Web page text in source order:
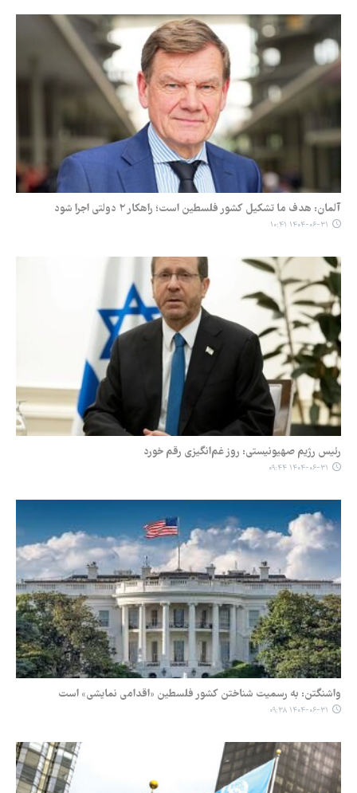
آلمان: هدف ما تشکیل کشور فلسطین است؛ راهکار ۲ دولتی اجرا شود
۱۴۰۴-۰۶-۳۱ ۱۰:۴۱
رئیس رژیم صهیونیستی: روز غم‌انگیزی رقم خورد
۱۴۰۴-۰۶-۳۱ ۰۹:۴۴
واشنگتن: به رسمیت شناختن کشور فلسطین «اقدامی نمایشی» است
۱۴۰۴-۰۶-۳۱ ۰۹:۳۸